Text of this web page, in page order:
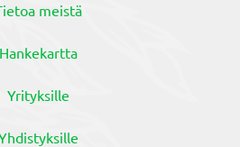
meistä
Hankekartta
Yrityksille